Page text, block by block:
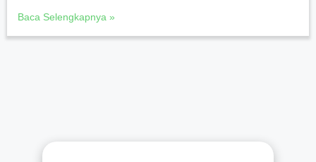
Baca Selengkapnya »